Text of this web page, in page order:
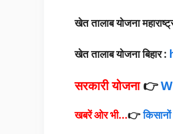
खेत तालाब योजना
खेत तालाब योजना बिहार :
सरकारी योजना👉
खबरें ओर भी…👉